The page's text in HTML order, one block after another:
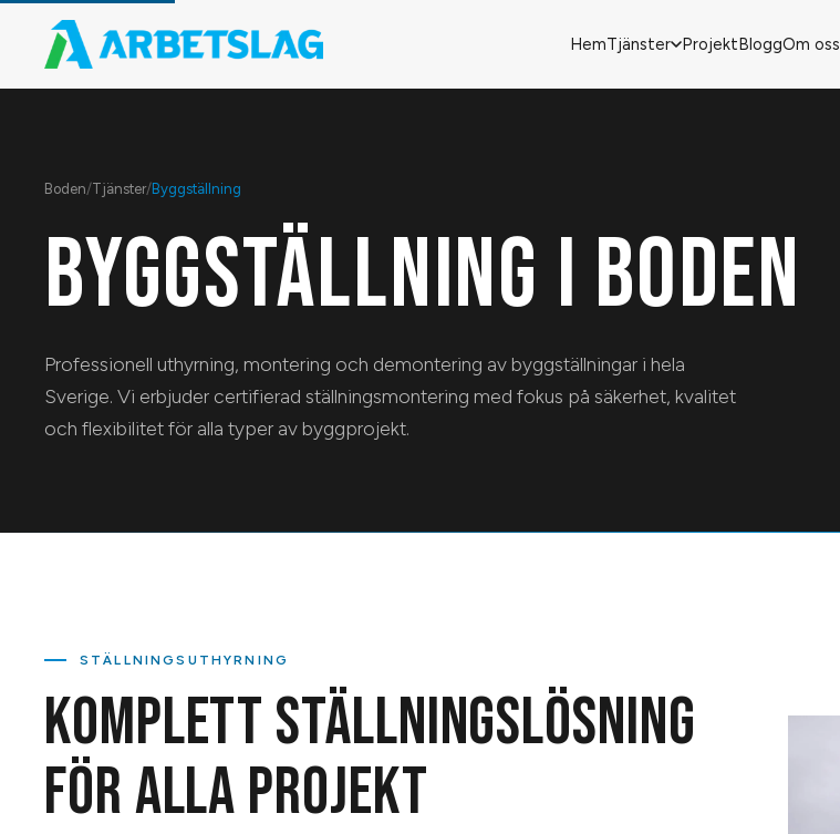
HemTjänster ProjektBloggOm oss
Boden/Tjänster/Byggställning
BYGGSTÄLLNING I BODEN
Professionell uthyrning, montering och demontering av byggställningar i hela
Sverige. Vi erbjuder certifierad ställningsmontering med fokus på säkerhet, kvalitet
och flexibilitet för alla typer av byggprojekt.
STÄLLNINGSUTHYRNING
KOMPLETT STÄLLNINGSLÖSNING
FÖR ALLA PROJEKT